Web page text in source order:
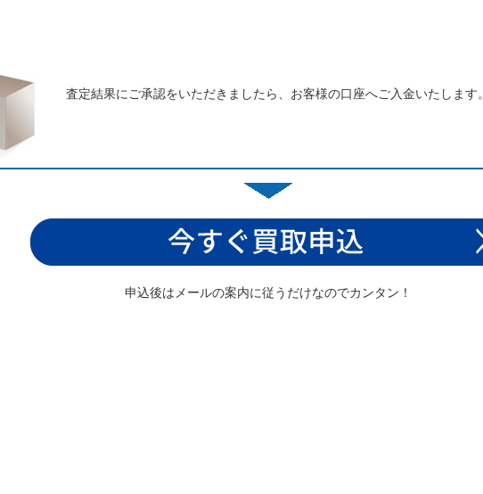
査定結果にご承認をいただきましたら、お客様の口座へご入金いたします。
申込後はメールの案内に従うだけなのでカンタン！